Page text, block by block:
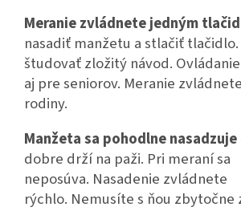
Meranie zvládnete jedným
nasadiť manžetu a stlačiť
študovať zložitý návod.
aj pre seniorov. Meranie
rodiny.
Manžeta sa pohodlne nasadzuje
dobre drží na paži. Pri meraní sa
neposúva. Nasadenie zvládnete
rýchlo. Nemusíte s ňou zbytočne